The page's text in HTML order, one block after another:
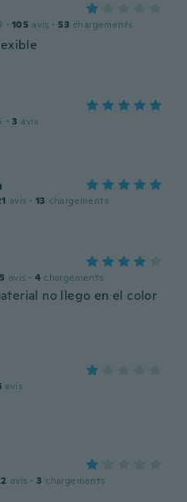
· 105 avis · 53 chargements
· 3 avis
avis · 13 chargements
avis · 4 chargements
no llego en el color
avis
avis · 3 chargements